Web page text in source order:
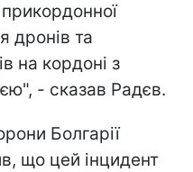
дронів та
на кордоні з
- сказав Радєв.
Болгарії
що цей інцидент